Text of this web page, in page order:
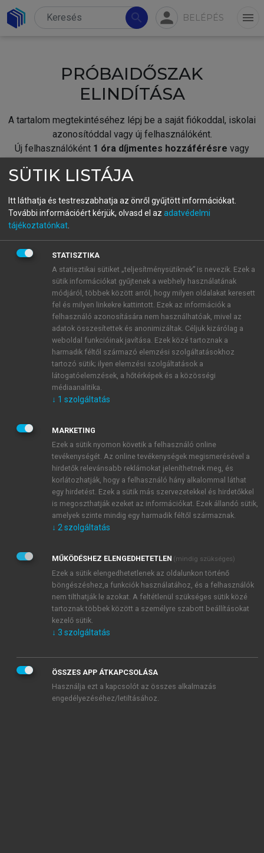
search person BELÉPÉS menu
PRÓBAIDŐSZAK
ELINDÍTÁSA
A tartalom megtekintéséhez lépj be a saját fiókoddal, iskolai
azonosítóddal vagy új felhasználóként.
Új felhasználóként 1 óra díjmentes hozzáférésre vagy
fiókoddal,vagy hozz létre új fiókot.
A regisztráció után apróbaidőszakautomatikusan
BELÉPÉS SAJÁT FIÓKKAL
ÚJ FIÓK LÉTREHOZÁSA
1 óra díjmentes hozzáférés
E-MAIL-CÍM
JELSZÓ
JELSZÓ ÚJRA
Kérek értesítést a MeRSZ újdonságairól, akcióiról.
Kérek értesítést az Akadémiai Kiadó Zrt. újdonságairól,
Adatkezelési tájékoztatóbanfoglaltakat tudomásul
veszem és elfogadom.
Általános vásárlási feltételeket, valamint a szotar.netés a
mersz.huoldalak licencszerződéseiben foglaltakat
tudomásul veszem és elfogadom.
KIPRÓBÁLOM
SÜTIK LISTÁJA
Itt láthatja és testreszabhatja az önről gyűjtött információkat.
További információért kérjük, olvasd el az adatvédelmi
tájékoztatónkat
STATISZTIKA
A statisztikai sütiket „teljesítménysütiknek” is nevezik. Ezek a
sütik információkat gyűjtenek a webhely használatának
módjáról, többek között arról, hogy milyen oldalakat keresett
fel és milyen linkekre kattintott. Ezek az információk a
felhasználó azonosítására nem használhatóak, mivel az
adatok összesítettek és anonimizáltak. Céljuk kizárólag a
weboldal funkcióinak javítása. Ezek közé tartoznak a
harmadik féltől származó elemzési szolgáltatásokhoz
tartozó sütik; ilyen elemzési szolgáltatások a
látogatóelemzések, a hőtérképek és a közösségi
médiaanalitika.
↓ 1 szolgáltatás
MARKETING
Ezek a sütik nyomon követik a felhasználó online
tevékenységét. Az online tevékenységek megismerésével a
hirdetők relevánsabb reklámokat jeleníthetnek meg, és
korlátozhatják, hogy a felhasználó hány alkalommal láthat
egy hirdetést. Ezek a sütik más szervezetekkel és hirdetőkkel
is megoszthatják ezeket az információkat. Ezek állandó sütik,
amelyek szinte mindig egy harmadik féltől származnak.
↓ 2 szolgáltatás
MŰKÖDÉSHEZ ELENGEDHETETLEN (mindig szükséges)
Ezek a sütik elengedhetetlenek az oldalunkon történő
böngészéshez,a funkciók használatához, és a felhasználók
nem tilthatják le azokat. A feltétlenül szükséges sütik közé
tartoznak többek között a személyre szabott beállításokat
kezelő sütik.
↓ 3 szolgáltatás
ÖSSZES APP ÁTKAPCSOLÁSA
Használja ezt a kapcsolót az összes alkalmazás
engedélyezéséhez/letiltásához.